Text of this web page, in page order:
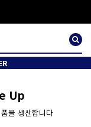
Up
을 생산합니다